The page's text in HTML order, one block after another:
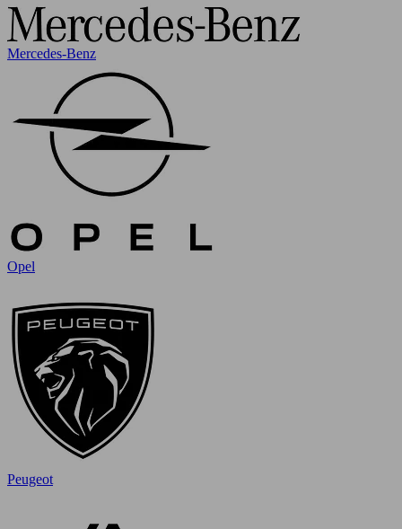
Mercedes-Benz
Opel
Peugeot